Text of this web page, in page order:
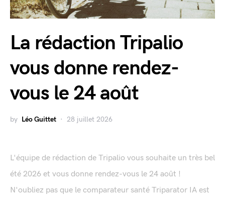
La rédaction Tripalio
vous donne rendez-
vous le 24 août
by Léo Guittet 28 juillet 2026
L'équipe de rédaction de Tripalio vous souhaite un très bel
été 2026 et vous donne rendez-vous le 24 août !
N'oubliez pas que le comparateur santé Triparator IA est